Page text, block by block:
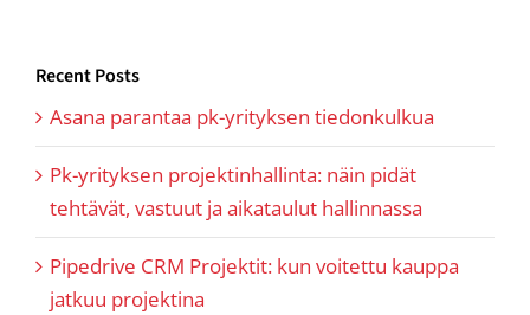
Recent Posts
Asana parantaa pk-yrityksen tiedonkulkua
Pk-yrityksen projektinhallinta: näin pidät
tehtävät, vastuut ja aikataulut hallinnassa
Pipedrive CRM Projektit: kun voitettu kauppa
jatkuu projektina